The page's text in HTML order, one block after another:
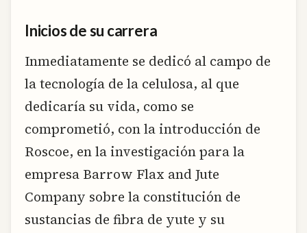
Inicios de su carrera
Inmediatamente se dedicó al campo de
la tecnología de la celulosa, al que
dedicaría su vida, como se
comprometió, con la introducción de
Roscoe, en la investigación para la
empresa Barrow Flax and Jute
Company sobre la constitución de
sustancias de fibra de yute y su